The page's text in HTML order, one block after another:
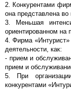
2. Конкурентами
она представлена во
3. Меньшая
ориентированном на
4. Фирма «Интурист»
деятельности, как:
- прием и
прием и
5. При
конкурентами